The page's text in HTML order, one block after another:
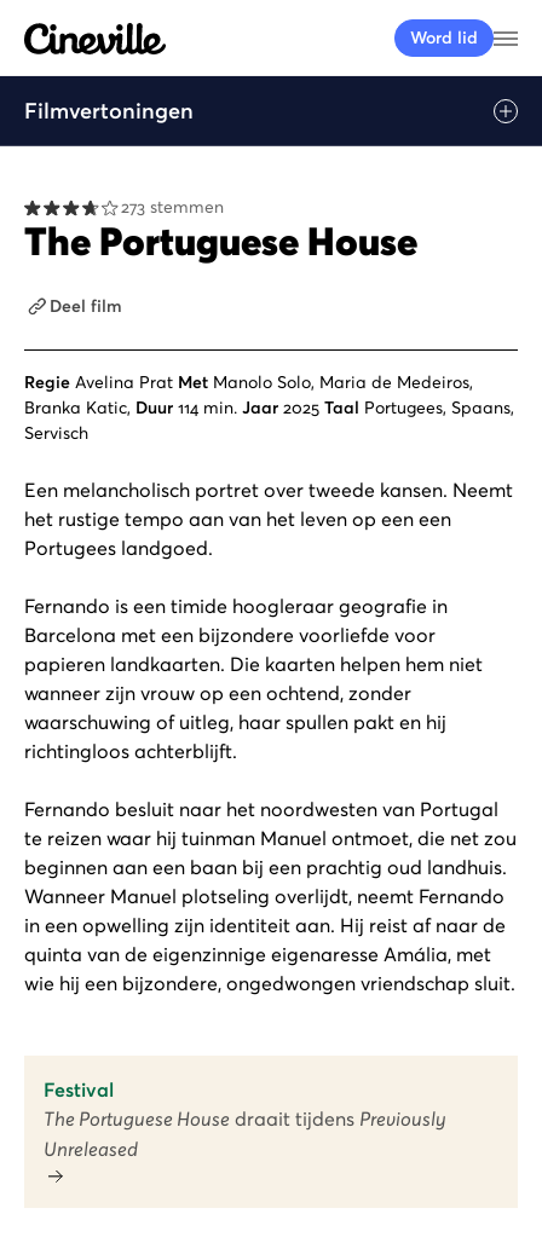
Cineville Logo
Word lid
Filmvertoningen
273 stemmen
The Portuguese House
Deel film
Regie Avelina Prat Met Manolo Solo, Maria de Medeiros,
Branka Katic, Duur 114 min. Jaar 2025 Taal Portugees, Spaans,
Servisch
Een melancholisch portret over tweede kansen. Neemt
het rustige tempo aan van het leven op een een
Portugees landgoed.
Fernando is een timide hoogleraar geografie in
Barcelona met een bijzondere voorliefde voor
papieren landkaarten. Die kaarten helpen hem niet
wanneer zijn vrouw op een ochtend, zonder
waarschuwing of uitleg, haar spullen pakt en hij
richtingloos achterblijft.
Fernando besluit naar het noordwesten van Portugal
te reizen waar hij tuinman Manuel ontmoet, die net zou
beginnen aan een baan bij een prachtig oud landhuis.
Wanneer Manuel plotseling overlijdt, neemt Fernando
in een opwelling zijn identiteit aan. Hij reist af naar de
quinta van de eigenzinnige eigenaresse Amália, met
wie hij een bijzondere, ongedwongen vriendschap sluit.
Festival
The Portuguese House draait tijdens Previously
Unreleased